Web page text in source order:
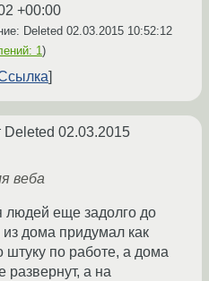
+00:00
Deleted 02.03.2015 10:52:12
1)
Deleted 02.03.2015
веба
людей еще задолго до
дома придумал как
штуку по работе, а дома
развернут, а на